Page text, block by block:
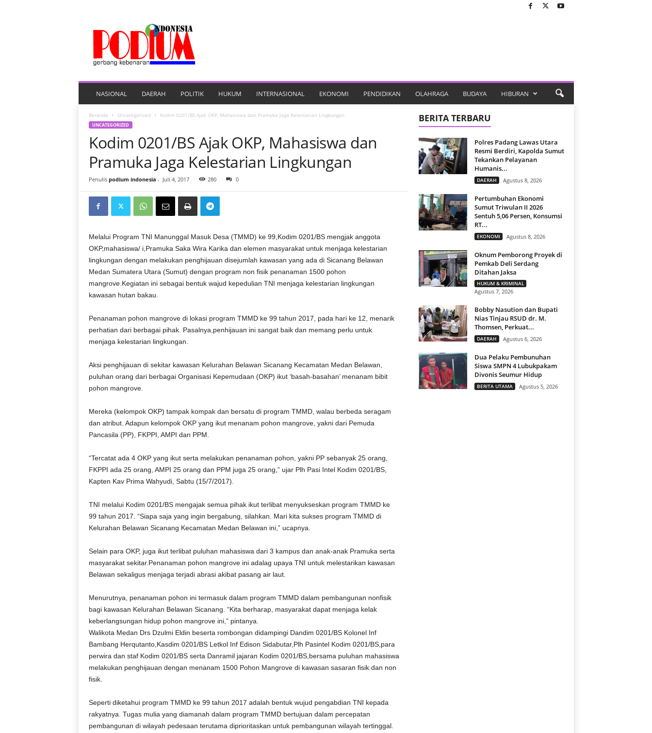
B
R
NASIONAL DAERAH POLITIK HUKUM INTERNASIONAL EKONOMI PENDIDIKAN OLAHRAGA BUDAYA HIBURAN
Beranda Uncategorized Kodim 0201/BS Ajak OKP, Mahasiswa dan Pramuka Jaga Kelestarian Lingkungan
UNCATEGORIZED
Kodim 0201/BS Ajak OKP, Mahasiswa dan
Pramuka Jaga Kelestarian Lingkungan
Penulis podium indonesia - Juli 4, 2017 280 0
Melalui Program TNI Manunggal Masuk Desa (TMMD) ke 99,Kodim 0201/BS mengjak anggota
OKP,mahasiswa/ i,Pramuka Saka Wira Karika dan elemen masyarakat untuk menjaga kelestarian
lingkungan dengan melakukan penghijauan disejumlah kawasan yang ada di Sicanang Belawan
Medan Sumatera Utara (Sumut) dengan program non fisik penanaman 1500 pohon
mangrove.Kegiatan ini sebagai bentuk wajud kepedulian TNI menjaga kelestarian lingkungan
kawasan hutan bakau.
Penanaman pohon mangrove di lokasi program TMMD ke 99 tahun 2017, pada hari ke 12, menarik
perhatian dari berbagai pihak. Pasalnya,penhijauan ini sangat baik dan memang perlu untuk
menjaga kelestarian lingkungan.
Aksi penghijauan di sekitar kawasan Kelurahan Belawan Sicanang Kecamatan Medan Belawan,
puluhan orang dari berbagai Organisasi Kepemudaan (OKP) ikut ‘basah-basahan’ menanam bibit
pohon mangrove.
Mereka (kelompok OKP) tampak kompak dan bersatu di program TMMD, walau berbeda seragam
dan atribut. Adapun kelompok OKP yang ikut menanam pohon mangrove, yakni dari Pemuda
Pancasila (PP), FKPPI, AMPI dan PPM.
“Tercatat ada 4 OKP yang ikut serta melakukan penanaman pohon, yakni PP sebanyak 25 orang,
FKPPI ada 25 orang, AMPI 25 orang dan PPM juga 25 orang,” ujar Plh Pasi Intel Kodim 0201/BS,
Kapten Kav Prima Wahyudi, Sabtu (15/7/2017).
TNI melalui Kodim 0201/BS mengajak semua pihak ikut terlibat menyukseskan program TMMD ke
99 tahun 2017. “Siapa saja yang ingin bergabung, silahkan. Mari kita sukses program TMMD di
Kelurahan Belawan Sicanang Kecamatan Medan Belawan ini,” ucapnya.
Selain para OKP, juga ikut terlibat puluhan mahasiswa dari 3 kampus dan anak-anak Pramuka serta
masyarakat sekitar.Penanaman pohon mangrove ini adalag upaya TNI untuk melestarikan kawasan
Belawan sekaligus menjaga terjadi abrasi akibat pasang air laut.
Menurutnya, penanaman pohon ini termasuk dalam program TMMD dalam pembangunan nonfisik
bagi kawasan Kelurahan Belawan Sicanang. “Kita berharap, masyarakat dapat menjaga kelak
keberlangsungan hidup pohon mangrove ini,” pintanya.
Walikota Medan Drs Dzulmi Eldin beserta rombongan didampingi Dandim 0201/BS Kolonel Inf
Bambang Herqutanto,Kasdim 0201/BS Letkol Inf Edison Sidabutar,Plh Pasintel Kodim 0201/BS,para
perwira dan staf Kodim 0201/BS serta Danramil jajaran Kodim 0201/BS,bersama puluhan mahasiswa
melakukan penghijauan dengan menanam 1500 Pohon Mangrove di kawasan sasaran fisik dan non
fisik.
Seperti diketahui program TMMD ke 99 tahun 2017 adalah bentuk wujud pengabdian TNI kepada
rakyatnya. Tugas mulia yang diamanah dalam program TMMD bertujuan dalam percepatan
pembangunan di wilayah pedesaan terutama diprioritaskan untuk pembangunan wilayah tertinggal.
BERITA TERBARU
Polres Padang Lawas Utara
Resmi Berdiri, Kapolda Sumut
Tekankan Pelayanan
Humanis...
DAERAH Agustus 8, 2026
Pertumbuhan Ekonomi
Sumut Triwulan II 2026
Sentuh 5,06 Persen, Konsumsi
RT...
EKONOMI Agustus 8, 2026
Oknum Pemborong Proyek di
Pemkab Deli Serdang
Ditahan Jaksa
HUKUM & KRIMINAL
Agustus 7, 2026
Bobby Nasution dan Bupati
Nias Tinjau RSUD dr. M.
Thomsen, Perkuat...
DAERAH Agustus 6, 2026
Dua Pelaku Pembunuhan
Siswa SMPN 4 Lubukpakam
Divonis Seumur Hidup
BERITA UTAMA Agustus 5, 2026